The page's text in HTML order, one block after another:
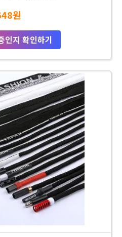
원
인지 확인하기